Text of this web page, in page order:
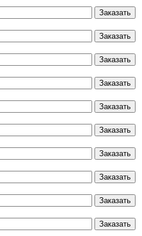
Заказать
Заказать
Заказать
Заказать
Заказать
Заказать
Заказать
Заказать
Заказать
Заказать